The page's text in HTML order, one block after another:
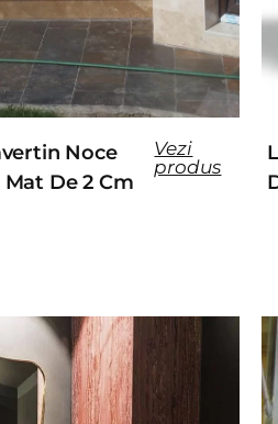
Noce
De 2 Cm
Vezi
produs